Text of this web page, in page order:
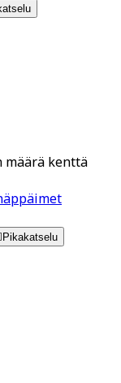
määrä kenttä
Pikakatselu